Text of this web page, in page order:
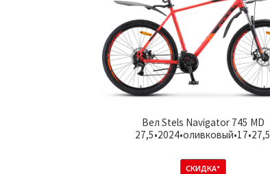
Вел Stels Navigator 745 MD
27,5•2024•оливковый•17•27,5
СКИДКА*